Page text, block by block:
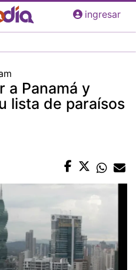
Pasar
al
principal
ingresar
a Panamá y
lista de paraísos